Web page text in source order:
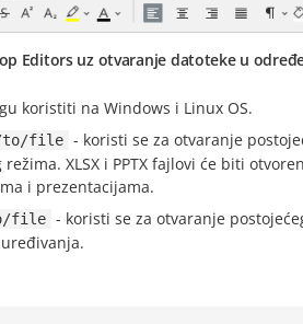
Editors uz otvaranje datoteke u
koristiti na Windows i Linux OS.
to/file - koristi se za otvaranje
režima. XLSX i PPTX fajlovi će biti
i prezentacijama.
file - koristi se za otvaranje